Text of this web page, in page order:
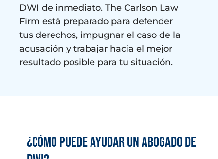
DWI de inmediato. The Carlson Law
Firm está preparado para defender
tus derechos, impugnar el caso de la
acusación y trabajar hacia el mejor
resultado posible para tu situación.
¿Cómo puede ayudar un abogado de